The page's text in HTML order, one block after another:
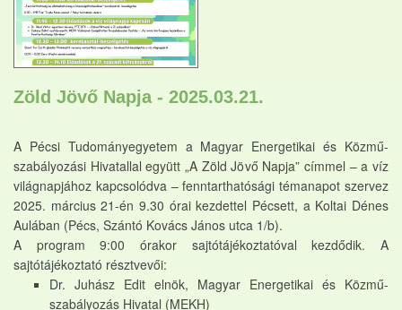
Zöld Jövő Napja - 2025.03.21.
A Pécsi Tudományegyetem a Magyar Energetikai és Közmű-
szabályozási Hivatallal együtt „A Zöld Jövő Napja” címmel – a víz
világnapjához kapcsolódva – fenntarthatósági témanapot szervez
2025. március 21-én 9.30 órai kezdettel Pécsett, a Koltai Dénes
Aulában (Pécs, Szántó Kovács János utca 1/b).
A program 9:00 órakor sajtótájékoztatóval kezdődik. A
sajtótájékoztató résztvevői:
Dr. Juhász Edit elnök, Magyar Energetikai és Közmű-
szabályozás Hivatal (MEKH)